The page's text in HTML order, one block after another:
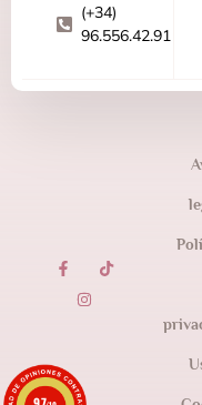
(+34)
96.556.42.91